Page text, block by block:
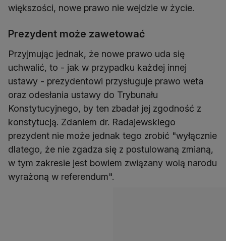
większości, nowe prawo nie wejdzie w życie.
Prezydent może zawetować
Przyjmując jednak, że nowe prawo uda się
uchwalić, to - jak w przypadku każdej innej
ustawy - prezydentowi przysługuje prawo weta
oraz odesłania ustawy do Trybunału
Konstytucyjnego, by ten zbadał jej zgodność z
konstytucją. Zdaniem dr. Radajewskiego
prezydent nie może jednak tego zrobić "wyłącznie
dlatego, że nie zgadza się z postulowaną zmianą,
w tym zakresie jest bowiem związany wolą narodu
wyrażoną w referendum".